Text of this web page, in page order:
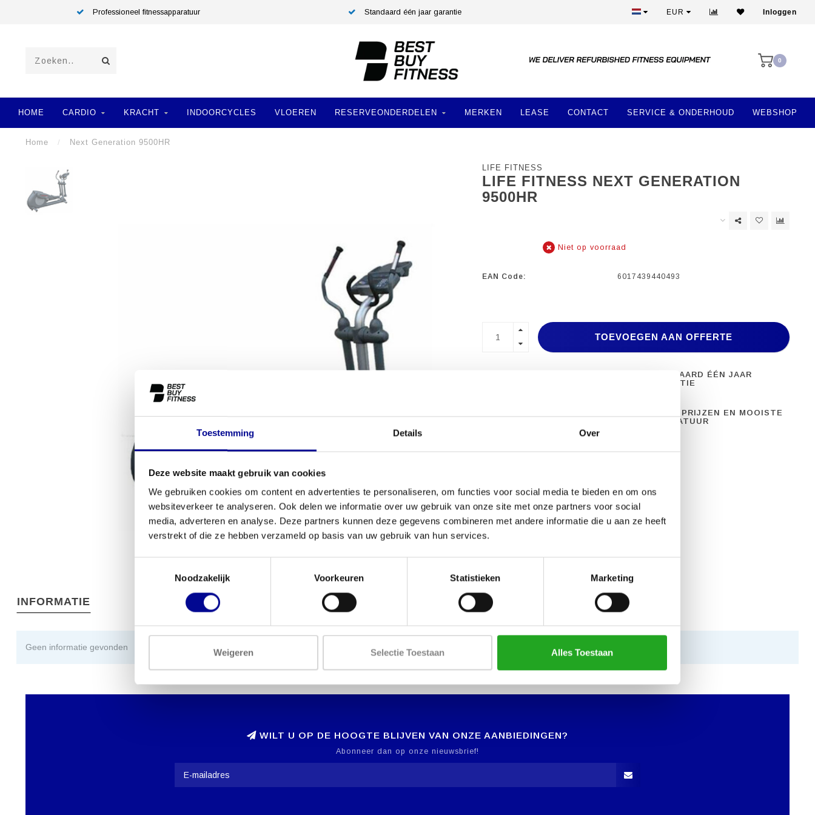
Toestemming Details Over
Deze website maakt gebruik van cookies
We gebruiken cookies om content en advertenties te personaliseren, om functies voor social media te bieden en om ons
websiteverkeer te analyseren. Ook delen we informatie over uw gebruik van onze site met onze partners voor social
media, adverteren en analyse. Deze partners kunnen deze gegevens combineren met andere informatie die u aan ze heeft
verstrekt of die ze hebben verzameld op basis van uw gebruik van hun services.
Noodzakelijk
Voorkeuren Statistieken Marketing
Weigeren Selectie Toestaan Alles Toestaan
Professioneel fitnessapparatuur Standaard één jaar garantie Meer dan 28 jaar ervaring
EUR Inloggen
0
HOME CARDIO KRACHT INDOORCYCLES VLOEREN RESERVEONDERDELEN MERKEN LEASE CONTACT SERVICE & ONDERHOUD WEBSHOP
Home / Next Generation 9500HR
LIFE FITNESS
LIFE FITNESS NEXT GENERATION
9500HR
Niet op voorraad
EAN Code: 6017439440493
TOEVOEGEN AAN OFFERTE
STANDAARD ÉÉN JAAR
GARANTIE
BESTE PRIJZEN EN MOOISTE
APPARATUUR
INFORMATIE
Geen informatie gevonden
WILT U OP DE HOOGTE BLIJVEN VAN ONZE AANBIEDINGEN?
Abonneer dan op onze nieuwsbrief!